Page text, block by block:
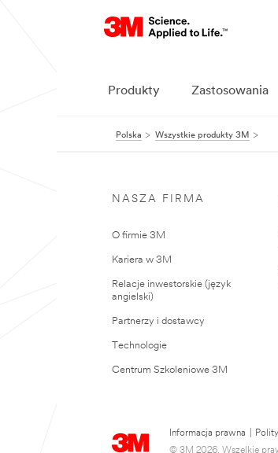
Produkty Zastosowania
Polska Wszystkie produkty 3M
NASZA FIRMA
O firmie 3M
Kariera w 3M
Relacje inwestorskie (język
angielski)
Partnerzy i dostawcy
Technologie
Centrum Szkoleniowe 3M
Informacja prawna
© 3M 2026. Wszelkie